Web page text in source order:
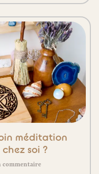
méditation
soi ?
commentaire